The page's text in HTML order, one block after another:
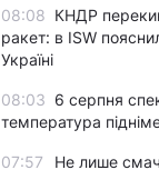
08:08 КНДР
ракет: в ISW
Україні
08:03 6 серпня
температура
07:57
Не лише